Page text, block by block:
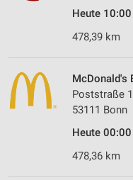
Heute
478,39 km
McDonald's
Poststraße
53111 Bonn
Heute
478,36 km